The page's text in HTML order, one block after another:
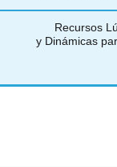
Recursos
y Dinámicas